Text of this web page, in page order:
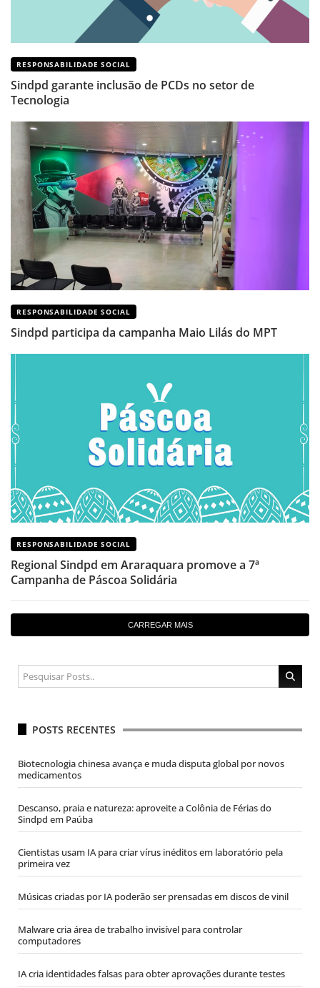
RESPONSABILIDADE SOCIAL
Sindpd garante inclusão de PCDs no setor de
Tecnologia
RESPONSABILIDADE SOCIAL
Sindpd participa da campanha Maio Lilás do MPT
RESPONSABILIDADE SOCIAL
Regional Sindpd em Araraquara promove a 7ª
Campanha de Páscoa Solidária
CARREGAR MAIS
POSTS RECENTES
Biotecnologia chinesa avança e muda disputa global por novos
medicamentos
Descanso, praia e natureza: aproveite a Colônia de Férias do
Sindpd em Paúba
Cientistas usam IA para criar vírus inéditos em laboratório pela
primeira vez
Músicas criadas por IA poderão ser prensadas em discos de vinil
Malware cria área de trabalho invisível para controlar
computadores
IA cria identidades falsas para obter aprovações durante testes